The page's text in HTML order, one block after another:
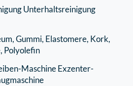
Unterhaltsreinigung
Gummi, Elastomere, Kork,
Polyolefin
Maschine Exzenter-